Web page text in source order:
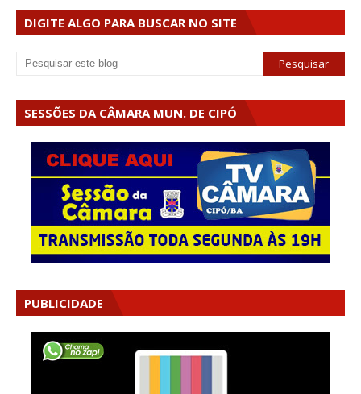
DIGITE ALGO PARA BUSCAR NO SITE
SESSÕES DA CÂMARA MUN. DE CIPÓ
PUBLICIDADE